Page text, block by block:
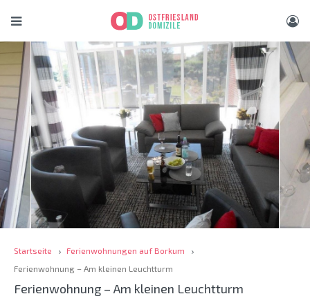
Startseite
Ferienwohnungen auf Borkum
Ferienwohnung – Am kleinen Leuchtturm
Ferienwohnung – Am kleinen Leuchtturm